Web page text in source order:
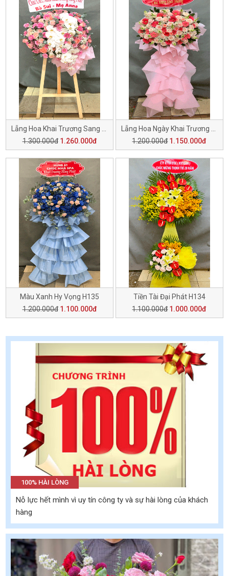
1.300.000đ 1.260.000đ
1.200.000đ 1.150.000đ
Màu Xanh Hy Vọng H135
1.200.000đ 1.100.000đ
Tiền Tài Đại Phát H134
1.100.000đ 1.000.000đ
100% HÀI LÒNG
Nỗ lực hết mình vì uy tín công ty và sự hài lòng của khách
hàng